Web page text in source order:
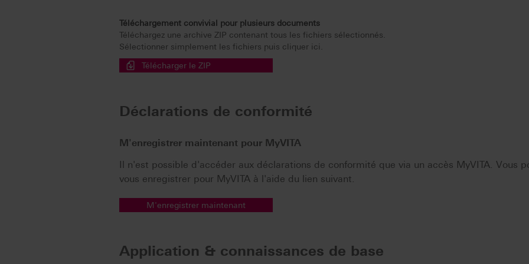
Téléchargement convivial pour plusieurs documents
Téléchargez une archive ZIP contenant tous les fichiers sélectionnés.
Sélectionner simplement les fichiers puis cliquer ici.
Télécharger le ZIP
Déclarations de conformité
M'enregistrer maintenant pour MyVITA
Il n'est possible d'accéder aux déclarations de conformité que via un accès MyVITA. Vous
vous enregistrer pour MyVITA à l'aide du lien suivant.
M'enregistrer maintenant
Application & connaissances de base